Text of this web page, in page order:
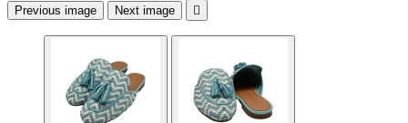
Previous image Next image 